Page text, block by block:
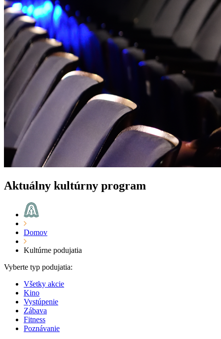
Aktuálny kultúrny program
Domov
Kultúrne podujatia
Vyberte typ podujatia:
Všetky akcie
Kino
Vystúpenie
Zábava
Fitness
Poznávanie